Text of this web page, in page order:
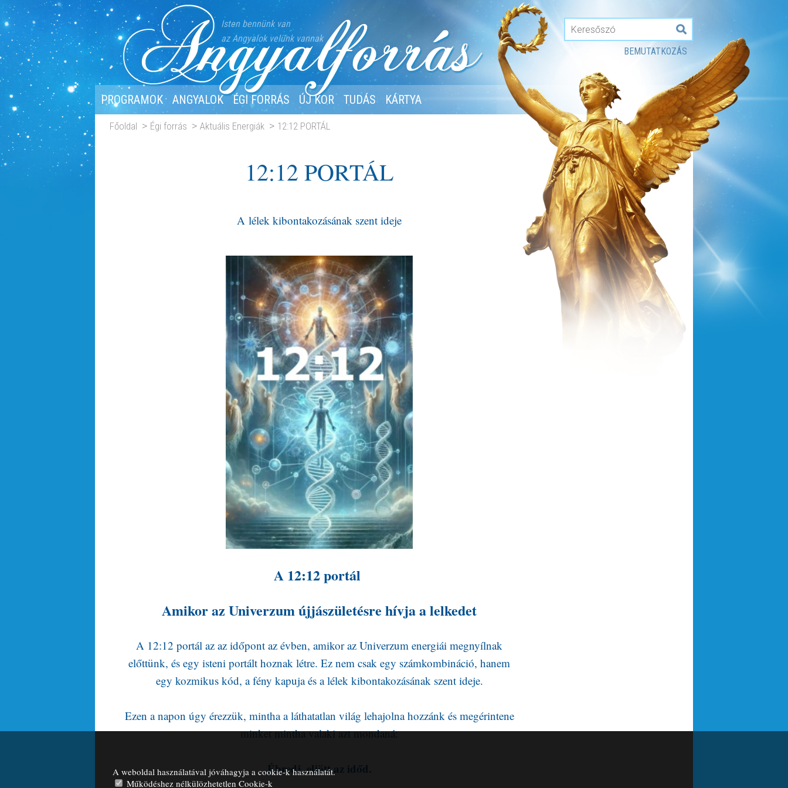
Isten bennünk van
az Angyalok velünk vannak
BEMUTATKOZÁS
PROGRAMOK ANGYALOK ÉGI FORRÁS ÚJ KOR TUDÁS KÁRTYA
Főoldal Égi forrás Aktuális Energiák 12:12 PORTÁL
12:12 PORTÁL
A lélek kibontakozásának szent ideje
A 12:12 portál
Amikor az Univerzum újjászületésre hívja a lelkedet
A 12:12 portál az az időpont az évben, amikor az Univerzum energiái megnyílnak
előttünk, és egy isteni portált hoznak létre. Ez nem csak egy számkombináció, hanem
egy kozmikus kód, a fény kapuja és a lélek kibontakozásának szent ideje.
Ezen a napon úgy érezzük, mintha a láthatatlan világ lehajolna hozzánk és megérintene
minket mintha valaki azt mondaná:
Ébredj, eljött az időd.
A weboldal használatával jóváhagyja a cookie-k használatát.
Működéshez nélkülözhetetlen Cookie-k